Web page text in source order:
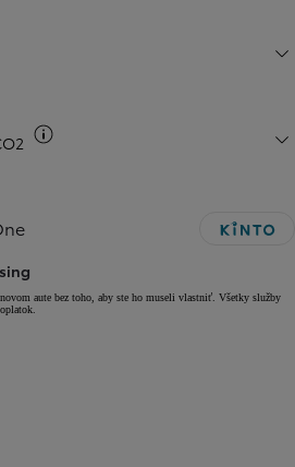
aute bez toho, aby ste ho museli vlastniť. Všetky služby